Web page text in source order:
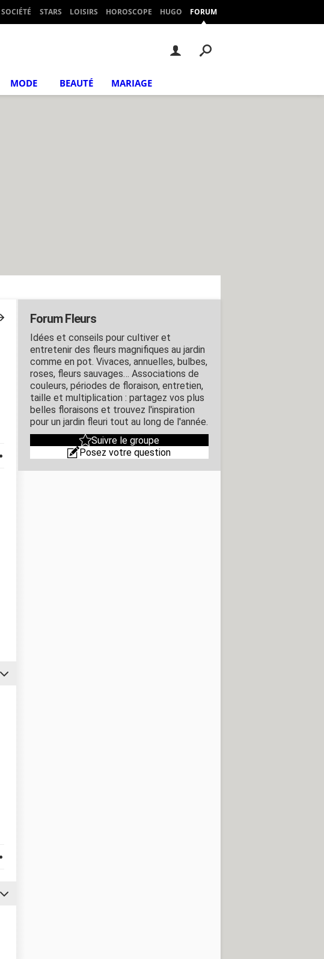
SOCIÉTÉ STARS LOISIRS HOROSCOPE HUGO FORUM
MODE BEAUTÉ MARIAGE
Forum Fleurs
Idées et conseils pour cultiver et
entretenir des fleurs magnifiques au jardin
comme en pot. Vivaces, annuelles, bulbes,
roses, fleurs sauvages… Associations de
couleurs, périodes de floraison, entretien,
taille et multiplication : partagez vos plus
belles floraisons et trouvez l'inspiration
pour un jardin fleuri tout au long de l'année.
Suivre le groupe
Posez votre question